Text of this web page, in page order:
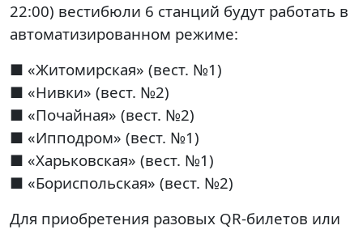
22:00) вестибюли 6 станций будут работать в
автоматизированном режиме:
■ «Житомирская» (вест. №1)
■ «Нивки» (вест. №2)
■ «Почайная» (вест. №2)
■ «Ипподром» (вест. №1)
■ «Харьковская» (вест. №1)
■ «Бориспольская» (вест. №2)
Для приобретения разовых QR-билетов или